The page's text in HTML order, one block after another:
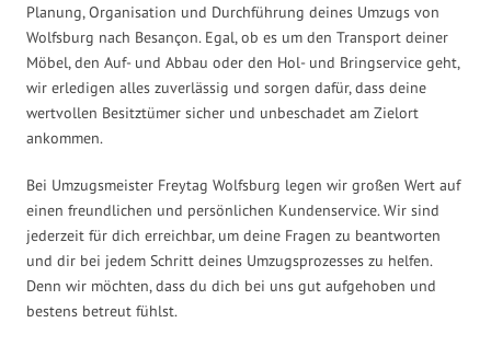
Planung, Organisation und Durchführung deines Umzugs von
Wolfsburg nach Besançon. Egal, ob es um den Transport deiner
Möbel, den Auf- und Abbau oder den Hol- und Bringservice geht,
wir erledigen alles zuverlässig und sorgen dafür, dass deine
wertvollen Besitztümer sicher und unbeschadet am Zielort
ankommen.
Bei Umzugsmeister Freytag Wolfsburg legen wir großen Wert auf
einen freundlichen und persönlichen Kundenservice. Wir sind
jederzeit für dich erreichbar, um deine Fragen zu beantworten
und dir bei jedem Schritt deines Umzugsprozesses zu helfen.
Denn wir möchten, dass du dich bei uns gut aufgehoben und
bestens betreut fühlst.